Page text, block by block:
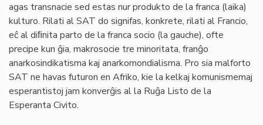
agas transnacie sed estas nur produkto de la franca (laika)
kulturo. Rilati al SAT do signifas, konkrete, rilati al Francio,
eĉ al diﬁnita parto de la franca socio (la gauche), ofte
precipe kun ĝia, makrosocie tre minoritata, franĝo
anarkosindikatisma kaj anarkomondialisma. Pro sia malforto
SAT ne havas futuron en Afriko, kie la kelkaj komunismemaj
esperantistoj jam konverĝis al la Ruĝa Listo de la
Esperanta Civito.